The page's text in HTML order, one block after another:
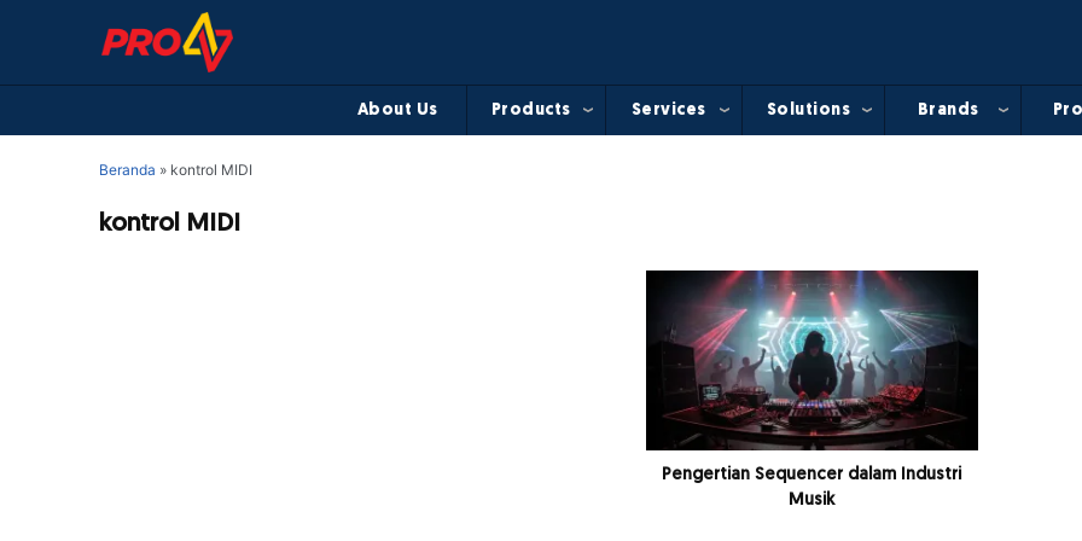
About Us Products Services Solutions Brands
Beranda » kontrol MIDI
kontrol MIDI
Pengertian Sequencer dalam Industri
Musik